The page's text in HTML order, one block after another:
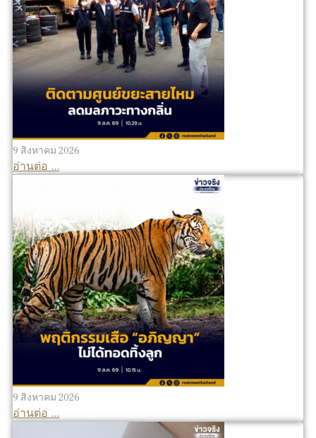
9 สิงหาคม 2026
อ่านต่อ ...
9 สิงหาคม 2026
อ่านต่อ ...